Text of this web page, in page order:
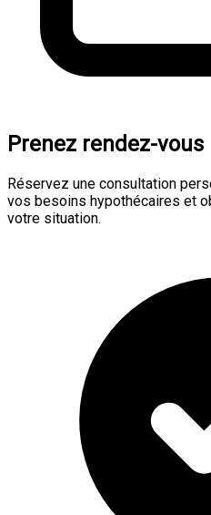
Prenez rendez-vous
Réservez une consultation
vos besoins hypothécaires et
votre situation.